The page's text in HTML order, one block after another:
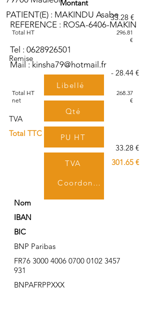
PATIENT(E) : MAKINDU Asabe
REFERENCE : ROSA-6406-MAKIN
Tel : 0628926501
Mail : kinsha79@hotmail.fr
Libellé
Qté
PU HT
TVA
Montant
33.28 €
Total HT
296.81
€
Remise
- 28.44 €
Total HT
net
268.37
€
TVA
Total TTC
33.28 €
301.65 €
Coordonnées bancaires
Nom
IBAN
BIC
BNP Paribas
FR76 3000 4006 0700 0102 3457
931
BNPAFRPPXXX